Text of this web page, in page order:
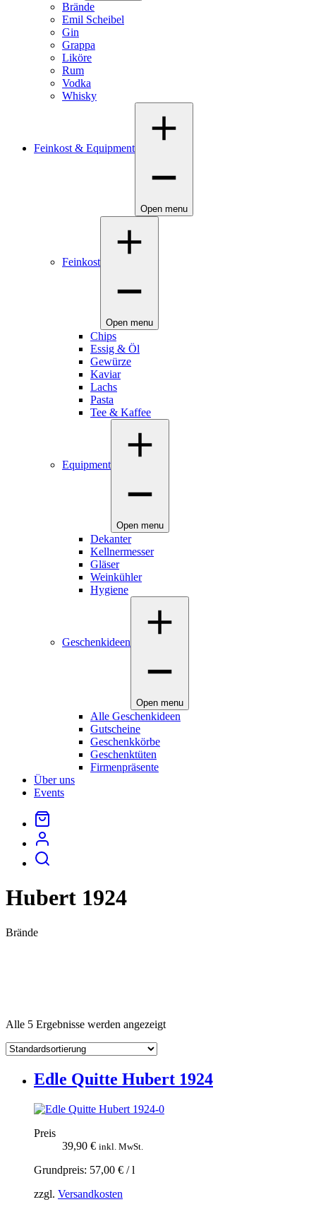
Brände
Emil Scheibel
Gin
Grappa
Liköre
Rum
Vodka
Whisky
Feinkost & Equipment
Open menu
Feinkost
Open menu
Chips
Essig & Öl
Gewürze
Kaviar
Lachs
Pasta
Tee & Kaffee
Equipment
Open menu
Dekanter
Kellnermesser
Gläser
Weinkühler
Hygiene
Geschenkideen
Open menu
Alle Geschenkideen
Gutscheine
Geschenkkörbe
Geschenktüten
Firmenpräsente
Über uns
Events
Hubert 1924
Brände
Alle 5 Ergebnisse werden angezeigt
Edle Quitte Hubert 1924
Preis
39,90 € inkl. MwSt.
Grundpreis: 57,00 € /l
zzgl. Versandkosten